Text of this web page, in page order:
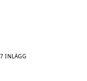
INLÄGG